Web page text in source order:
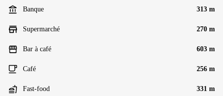
Banque 313 m
Supermarché 270 m
Bar à café 603 m
Café 256 m
Fast-food 331 m